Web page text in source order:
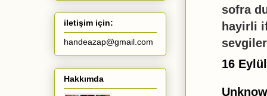
sofra
hayirli
16
iletişim için:
handeazap@gmail.com
Hakkımda